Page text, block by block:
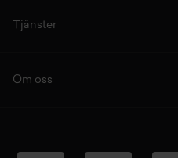
Tjänster
Om oss